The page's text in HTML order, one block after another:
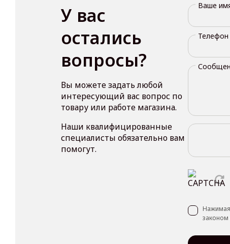
У вас
остались
вопросы?
Вы можете задать любой
интересующий вас вопрос по
товару или работе магазина.
Наши квалифицированные
специалисты обязательно вам
помогут.
Ваше
Телефон
Нажимая
законом